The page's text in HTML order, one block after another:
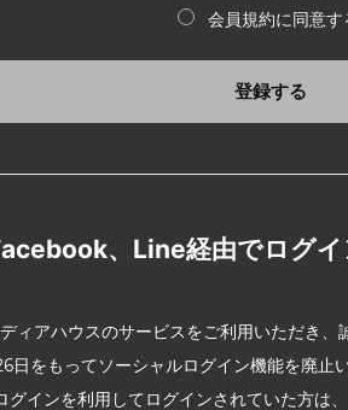
会員規約に同意す
登録する
、Line経由でログ
ィアハウスのサービスをご利用いただき、
日をもってソーシャルログイン機能を廃止い
グインを利用してログインされていた方は